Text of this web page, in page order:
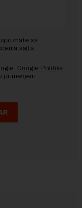
sa
sajta.
Google Politika
primenjeni.